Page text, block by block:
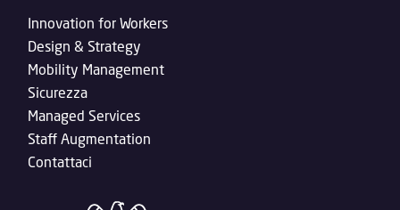
Innovation for Workers
Design & Strategy
Mobility Management
Sicurezza
Managed Services
Staff Augmentation
Contattaci